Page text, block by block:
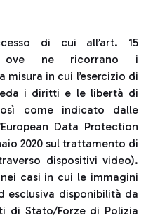
di cui all’art. 15
ove ne ricorrano i
misura in cui l’esercizio di
i diritti e le libertà di
come indicato dalle
Data Protection
2020 sul trattamento di
dispositivi video).
casi in cui le immagini
esclusiva disponibilità da
di Stato/Forze di Polizia